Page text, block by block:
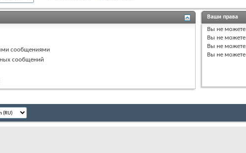
сообщениями
сообщений
Ваши права
Вы не можете
Вы не можете
Вы не можете
Вы не можете